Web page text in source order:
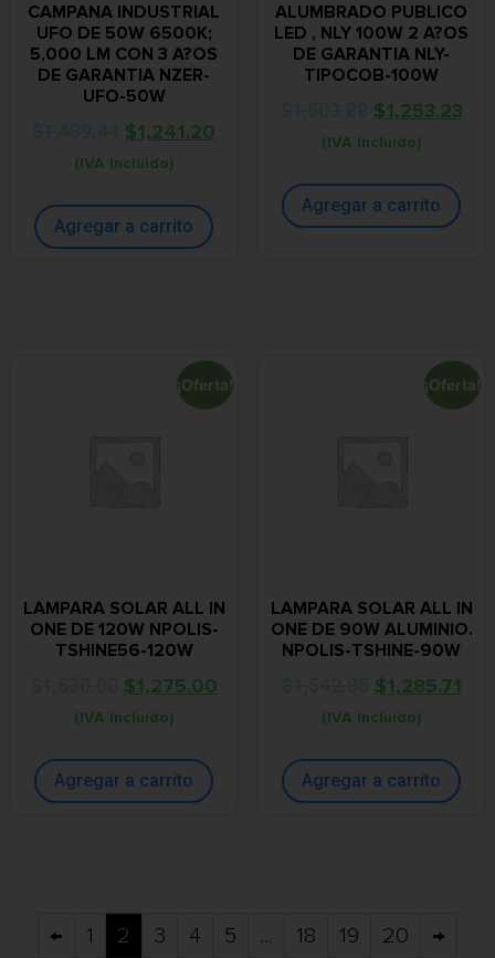
CAMPANA INDUSTRIAL
UFO DE 50W 6500K;
5,000 LM CON 3 A?OS
DE GARANTIA NZER-
UFO-50W
$1,241.20
(IVA Incluido)
Agregar a carrito
ALUMBRADO PUBLICO
LED , NLY 100W 2 A?OS
DE GARANTIA NLY-
TIPOCOB-100W
$1,253.23
(IVA Incluido)
Agregar a carrito
¡Oferta!
LAMPARA SOLAR ALL IN
ONE DE 120W NPOLIS-
TSHINE56-120W
$1,275.00
(IVA Incluido)
Agregar a carrito
¡Oferta!
LAMPARA SOLAR ALL IN
ONE DE 90W ALUMINIO.
NPOLIS-TSHINE-90W
$1,285.71
(IVA Incluido)
Agregar a carrito
← 1 2 3 4 5 … 18 19 20 →